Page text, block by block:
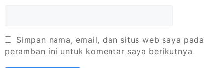
Simpan nama, email, dan situs web saya pada
peramban ini untuk komentar saya berikutnya.